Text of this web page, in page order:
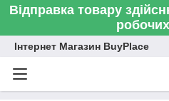
Відправка товару
Інтернет Магазин BuyPlace